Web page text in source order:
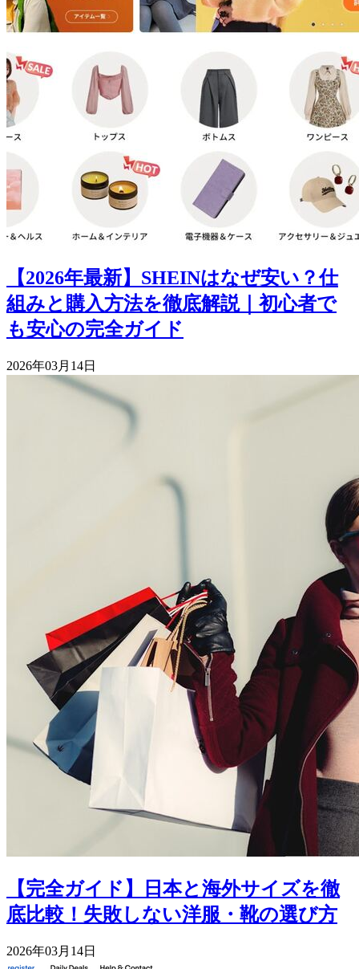
【2026年最新】SHEINはなぜ安い？仕
組みと購入方法を徹底解説｜初心者で
も安心の完全ガイド
2026年03月14日
【完全ガイド】日本と海外サイズを徹
底比較！失敗しない洋服・靴の選び方
2026年03月14日